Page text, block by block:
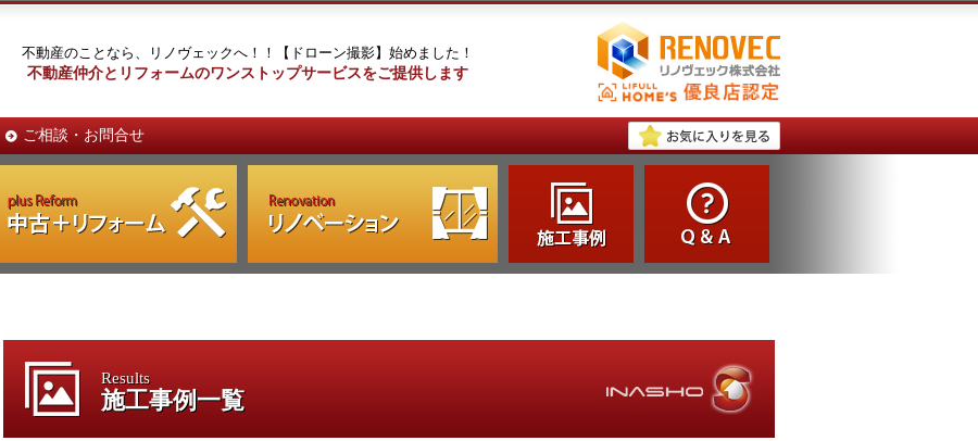
不動産のことなら、リノヴェックへ！！【ドローン撮影】始めました！
不動産仲介とリフォームのワンストップサービスをご提供します
ご相談・お問合せ
Results
施工事例一覧